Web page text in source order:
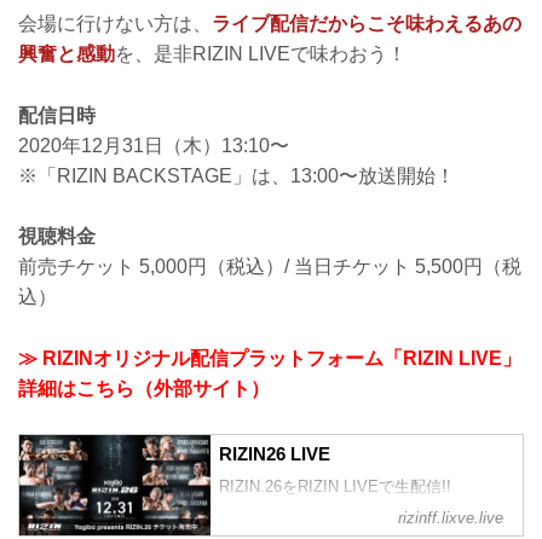
会場に行けない方は、 ライブ配信だからこそ味わえるあの
興奮と感動を、是非RIZIN LIVEで味わおう！
配信日時
2020年12月31日（木）13:10〜
※「RIZIN BACKSTAGE」は、13:00〜放送開始！
視聴料金
前売チケット 5,000円（税込）/ 当日チケット 5,500円（税
込）
≫ RIZINオリジナル配信プラットフォーム「RIZIN LIVE」
詳細はこちら（外部サイト）
RIZIN26 LIVE
RIZIN.26をRIZIN LIVEで生配信!!
rizinff.lixve.live